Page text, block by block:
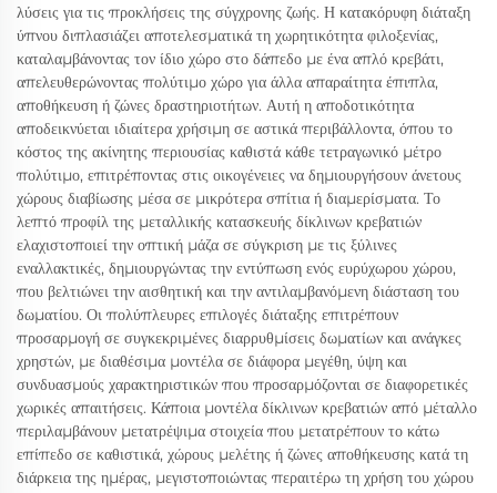
λύσεις για τις προκλήσεις της σύγχρονης ζωής. Η κατακόρυφη διάταξη
ύπνου διπλασιάζει αποτελεσματικά τη χωρητικότητα φιλοξενίας,
καταλαμβάνοντας τον ίδιο χώρο στο δάπεδο με ένα απλό κρεβάτι,
απελευθερώνοντας πολύτιμο χώρο για άλλα απαραίτητα έπιπλα,
αποθήκευση ή ζώνες δραστηριοτήτων. Αυτή η αποδοτικότητα
αποδεικνύεται ιδιαίτερα χρήσιμη σε αστικά περιβάλλοντα, όπου το
κόστος της ακίνητης περιουσίας καθιστά κάθε τετραγωνικό μέτρο
πολύτιμο, επιτρέποντας στις οικογένειες να δημιουργήσουν άνετους
χώρους διαβίωσης μέσα σε μικρότερα σπίτια ή διαμερίσματα. Το
λεπτό προφίλ της μεταλλικής κατασκευής δίκλινων κρεβατιών
ελαχιστοποιεί την οπτική μάζα σε σύγκριση με τις ξύλινες
εναλλακτικές, δημιουργώντας την εντύπωση ενός ευρύχωρου χώρου,
που βελτιώνει την αισθητική και την αντιλαμβανόμενη διάσταση του
δωματίου. Οι πολύπλευρες επιλογές διάταξης επιτρέπουν
προσαρμογή σε συγκεκριμένες διαρρυθμίσεις δωματίων και ανάγκες
χρηστών, με διαθέσιμα μοντέλα σε διάφορα μεγέθη, ύψη και
συνδυασμούς χαρακτηριστικών που προσαρμόζονται σε διαφορετικές
χωρικές απαιτήσεις. Κάποια μοντέλα δίκλινων κρεβατιών από μέταλλο
περιλαμβάνουν μετατρέψιμα στοιχεία που μετατρέπουν το κάτω
επίπεδο σε καθιστικά, χώρους μελέτης ή ζώνες αποθήκευσης κατά τη
διάρκεια της ημέρας, μεγιστοποιώντας περαιτέρω τη χρήση του χώρου